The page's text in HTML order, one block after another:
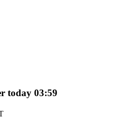
komisyonlarının tadını çıkarın
today 03:59